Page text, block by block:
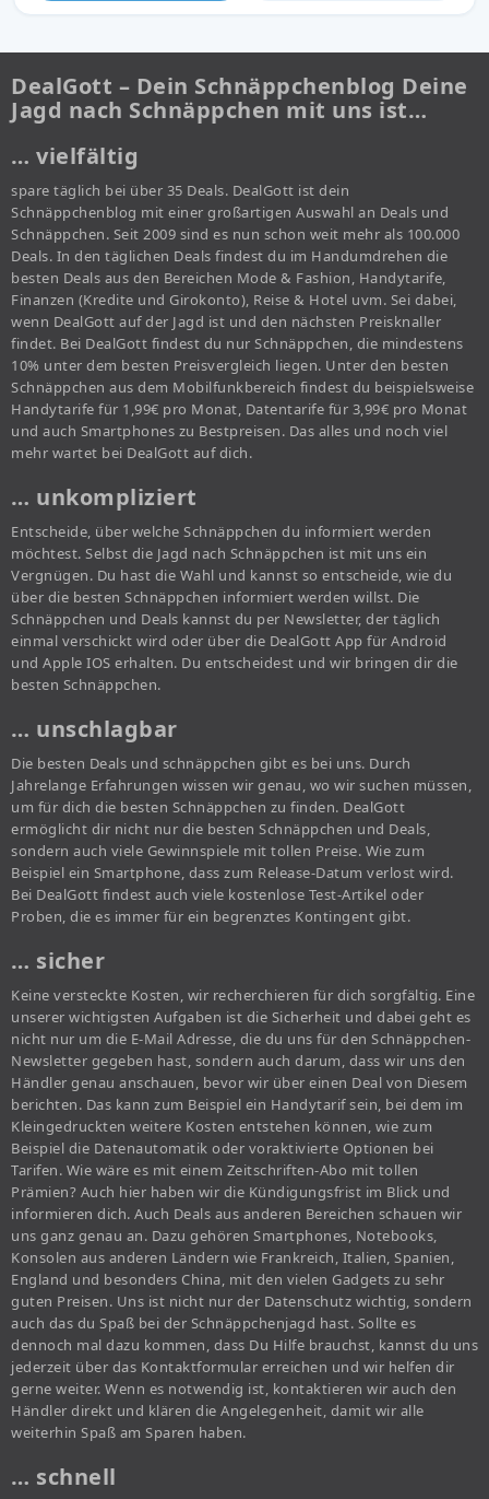
DealGott – Dein Schnäppchenblog Deine
Jagd nach Schnäppchen mit uns ist…
… vielfältig
spare täglich bei über 35 Deals. DealGott ist dein
Schnäppchenblog mit einer großartigen Auswahl an Deals und
Schnäppchen. Seit 2009 sind es nun schon weit mehr als 100.000
Deals. In den täglichen Deals findest du im Handumdrehen die
besten Deals aus den Bereichen Mode & Fashion, Handytarife,
Finanzen (Kredite und Girokonto), Reise & Hotel uvm. Sei dabei,
wenn DealGott auf der Jagd ist und den nächsten Preisknaller
findet. Bei DealGott findest du nur Schnäppchen, die mindestens
10% unter dem besten Preisvergleich liegen. Unter den besten
Schnäppchen aus dem Mobilfunkbereich findest du beispielsweise
Handytarife für 1,99€ pro Monat, Datentarife für 3,99€ pro Monat
und auch Smartphones zu Bestpreisen. Das alles und noch viel
mehr wartet bei DealGott auf dich.
… unkompliziert
Entscheide, über welche Schnäppchen du informiert werden
möchtest. Selbst die Jagd nach Schnäppchen ist mit uns ein
Vergnügen. Du hast die Wahl und kannst so entscheide, wie du
über die besten Schnäppchen informiert werden willst. Die
Schnäppchen und Deals kannst du per Newsletter, der täglich
einmal verschickt wird oder über die DealGott App für Android
und Apple IOS erhalten. Du entscheidest und wir bringen dir die
besten Schnäppchen.
… unschlagbar
Die besten Deals und schnäppchen gibt es bei uns. Durch
Jahrelange Erfahrungen wissen wir genau, wo wir suchen müssen,
um für dich die besten Schnäppchen zu finden. DealGott
ermöglicht dir nicht nur die besten Schnäppchen und Deals,
sondern auch viele Gewinnspiele mit tollen Preise. Wie zum
Beispiel ein Smartphone, dass zum Release-Datum verlost wird.
Bei DealGott findest auch viele kostenlose Test-Artikel oder
Proben, die es immer für ein begrenztes Kontingent gibt.
… sicher
Keine versteckte Kosten, wir recherchieren für dich sorgfältig. Eine
unserer wichtigsten Aufgaben ist die Sicherheit und dabei geht es
nicht nur um die E-Mail Adresse, die du uns für den Schnäppchen-
Newsletter gegeben hast, sondern auch darum, dass wir uns den
Händler genau anschauen, bevor wir über einen Deal von Diesem
berichten. Das kann zum Beispiel ein Handytarif sein, bei dem im
Kleingedruckten weitere Kosten entstehen können, wie zum
Beispiel die Datenautomatik oder voraktivierte Optionen bei
Tarifen. Wie wäre es mit einem Zeitschriften-Abo mit tollen
Prämien? Auch hier haben wir die Kündigungsfrist im Blick und
informieren dich. Auch Deals aus anderen Bereichen schauen wir
uns ganz genau an. Dazu gehören Smartphones, Notebooks,
Konsolen aus anderen Ländern wie Frankreich, Italien, Spanien,
England und besonders China, mit den vielen Gadgets zu sehr
guten Preisen. Uns ist nicht nur der Datenschutz wichtig, sondern
auch das du Spaß bei der Schnäppchenjagd hast. Sollte es
dennoch mal dazu kommen, dass Du Hilfe brauchst, kannst du uns
jederzeit über das Kontaktformular erreichen und wir helfen dir
gerne weiter. Wenn es notwendig ist, kontaktieren wir auch den
Händler direkt und klären die Angelegenheit, damit wir alle
weiterhin Spaß am Sparen haben.
… schnell